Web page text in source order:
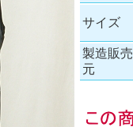
サイズ
製造販売
元